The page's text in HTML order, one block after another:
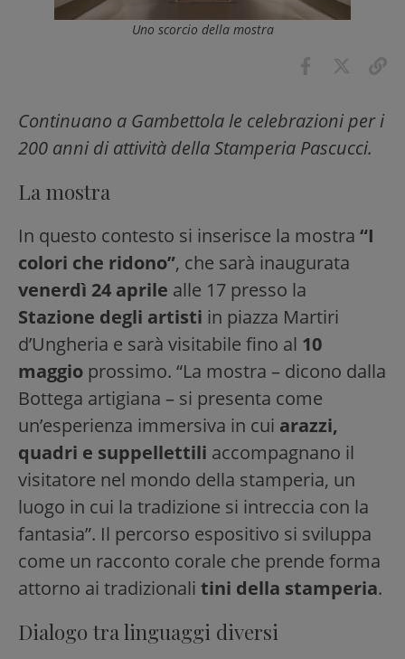
Uno scorcio della mostra
Continuano a Gambettola le celebrazioni per i
200 anni di attività della Stamperia Pascucci.
La mostra
In questo contesto si inserisce la mostra “I
colori che ridono”, che sarà inaugurata
venerdì 24 aprile alle 17 presso la
Stazione degli artisti in piazza Martiri
d’Ungheria e sarà visitabile fino al 10
maggio prossimo. “La mostra – dicono dalla
Bottega artigiana – si presenta come
un’esperienza immersiva in cui arazzi,
quadri e suppellettili accompagnano il
visitatore nel mondo della stamperia, un
luogo in cui la tradizione si intreccia con la
fantasia”. Il percorso espositivo si sviluppa
come un racconto corale che prende forma
attorno ai tradizionali tini della stamperia.
Dialogo tra linguaggi diversi